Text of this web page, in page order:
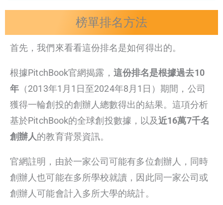
榜單排名方法
首先，我們來看看這份排名是如何得出的。
根據PitchBook官網揭露， 這份排名是根據過去10
年 （2013年1月1日至2024年8月1日）期間，公司
獲得一輪創投的創辦人總數得出的結果。這項分析
基於PitchBook的全球創投數據，以及近16萬7千名
創辦人的教育背景資訊。
官網註明，由於一家公司可能有多位創辦人，同時
創辦人也可能在多所學校就讀，因此同一家公司或
創辦人可能會計入多所大學的統計。